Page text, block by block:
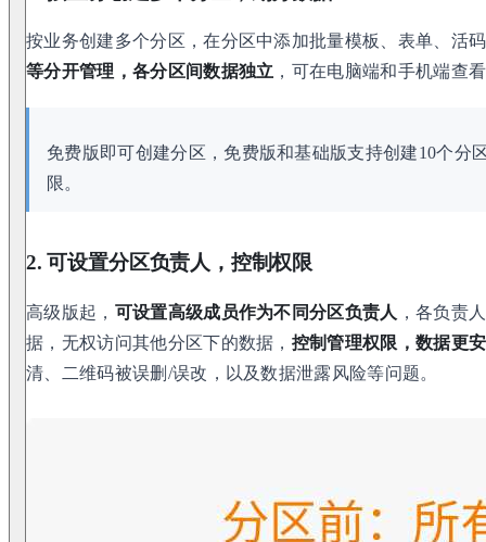
按业务创建多个分区，在分区中添加批量模板、表单、活
等分开管理，各分区间数据独立 ，可在电脑端和手机端查
免费版即可创建分区，免费版和基础版支持创建10个分
限。
2. 可设置分区负责人，控制权限
高级版起， 可设置高级成员作为不同分区负责人 ，各负责
据，无权访问其他分区下的数据， 控制管理权限，数据更
清、二维码被误删/误改，以及数据泄露风险等问题。